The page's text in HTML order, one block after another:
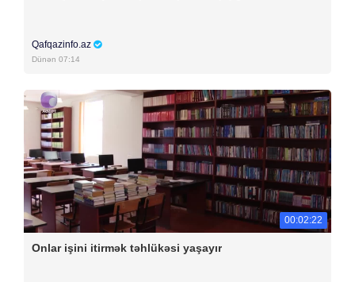
Qafqazinfo.az
Dünən 07:14
00:02:22
Onlar işini itirmək təhlükəsi yaşayır